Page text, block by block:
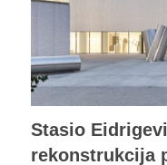
Stasio
rekonstrukcija